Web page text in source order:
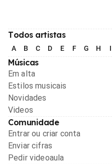
Todos artistas
A B C D E F G H I
Músicas
Em alta
Estilos musicais
Novidades
Videos
Comunidade
Entrar ou criar conta
Enviar cifras
Pedir videoaula